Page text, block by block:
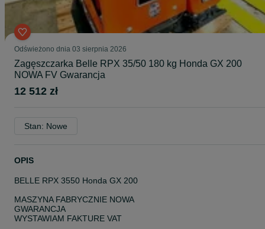
Odświeżono dnia 03 sierpnia 2026
Zagęszczarka Belle RPX 35/50 180 kg Honda GX 200
NOWA FV Gwarancja
12 512 zł
Stan: Nowe
OPIS
BELLE RPX 3550 Honda GX 200
MASZYNA FABRYCZNIE NOWA
GWARANCJA
WYSTAWIAM FAKTURE VAT